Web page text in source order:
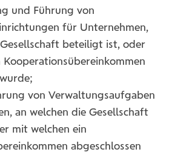
und Führung von
für Unternehmen,
beteiligt ist, oder
Kooperationsübereinkommen
von Verwaltungsaufgaben
an welchen die Gesellschaft
mit welchen ein
abgeschlossen